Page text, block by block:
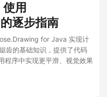
用
逐步指南
for Java 实现计
齿的基础知识，提供了代码
程序中实现更平滑、视觉效果